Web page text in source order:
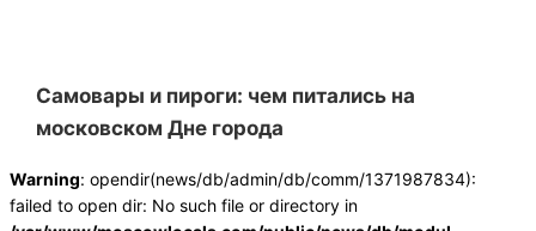
Самовары и пироги: чем питались на
московском Дне города
Warning: opendir(news/db/admin/db/comm/1371987834):
failed to open dir: No such file or directory in